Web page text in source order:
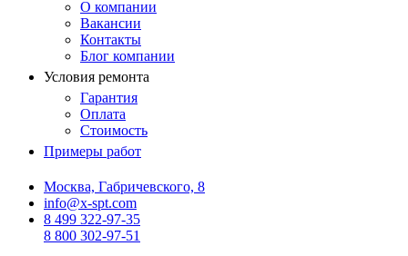
О компании
Вакансии
Контакты
Блог компании
Условия ремонта
Гарантия
Оплата
Стоимость
Примеры работ
Москва, Габричевского, 8
info@x-spt.com
8 499 322-97-35
8 800 302-97-51